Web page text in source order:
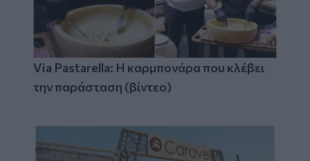
Via Pastarella: Η καρμπονάρα που κλέβει
την παράσταση (βίντεο)